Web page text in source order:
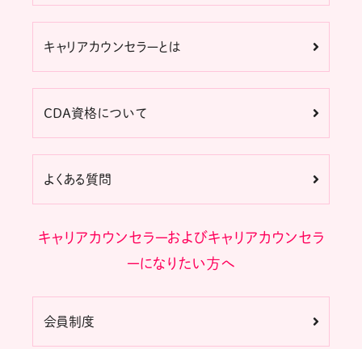
キャリアカウンセラーとは
CDA資格について
よくある質問
キャリアカウンセラーおよびキャリアカウンセラ
ーになりたい方へ
会員制度